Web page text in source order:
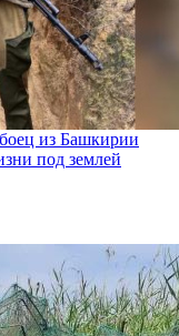
из Башкирии
под землей